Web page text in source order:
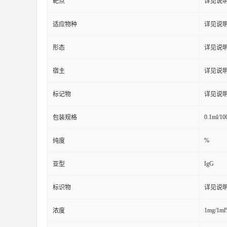
适应物种 详见说
形态 详见说
宿主 详见说
标记物 详见说
包装规格 0.1ml/
纯度 %
亚型 IgG
标识物 详见说
浓度 1mg/